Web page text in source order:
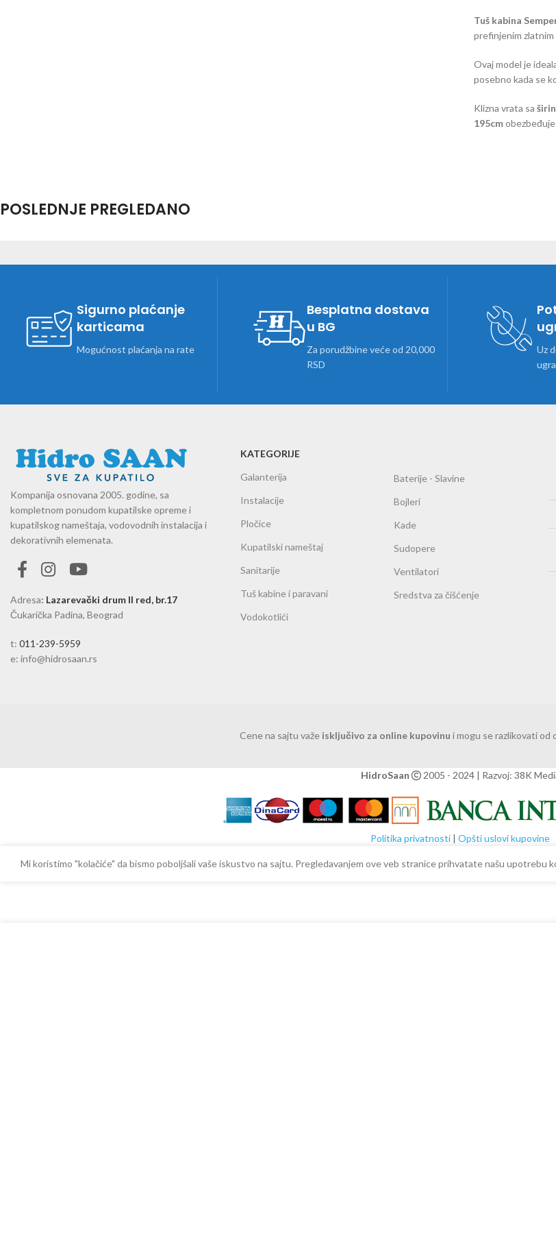
Tuš kabina
prefinjenim
Ovaj model je
posebno kada se
Klizna vrata sa
195cm
POSLEDNJE PREGLEDANO
Sigurno plaćanje
karticama
Mogućnost plaćanja na rate
Besplatna dostava
u BG
Za porudžbine veće od 20,000
RSD
Uz
Kompanija osnovana 2005. godine, sa
kompletnom ponudom kupatilske opreme i
kupatilskog nameštaja, vodovodnih instalacija i
dekorativnih elemenata.
Adresa: Lazarevački drum II red, br.17
Čukarička Padina, Beograd
t: 011-239-5959
e: info@hidrosaan.rs
KATEGORIJE
Galanterija
Instalacije
Pločice
Kupatilski nameštaj
Sanitarije
Tuš kabine i paravani
Vodokotlići
Baterije - Slavine
Bojleri
Kade
Sudopere
Ventilatori
Sredstva za čišćenje
Cene na sajtu važe isključivo za online kupovinu i mogu se razlikovati od
HidroSaan 2005 - 2024 | Razvoj: 38K
Politika privatnosti | Opšti uslovi kupovine
Mi koristimo "kolačiće" da bismo poboljšali vaše iskustvo na sajtu. Pregledavanjem ove veb stranice prihvatate našu upotrebu